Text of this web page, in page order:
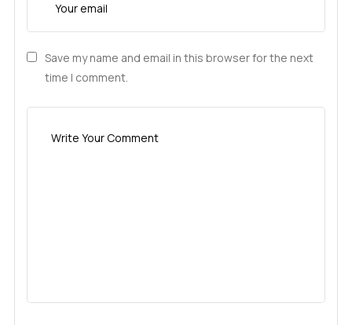
Save my name and email in this browser for the next
time I comment.